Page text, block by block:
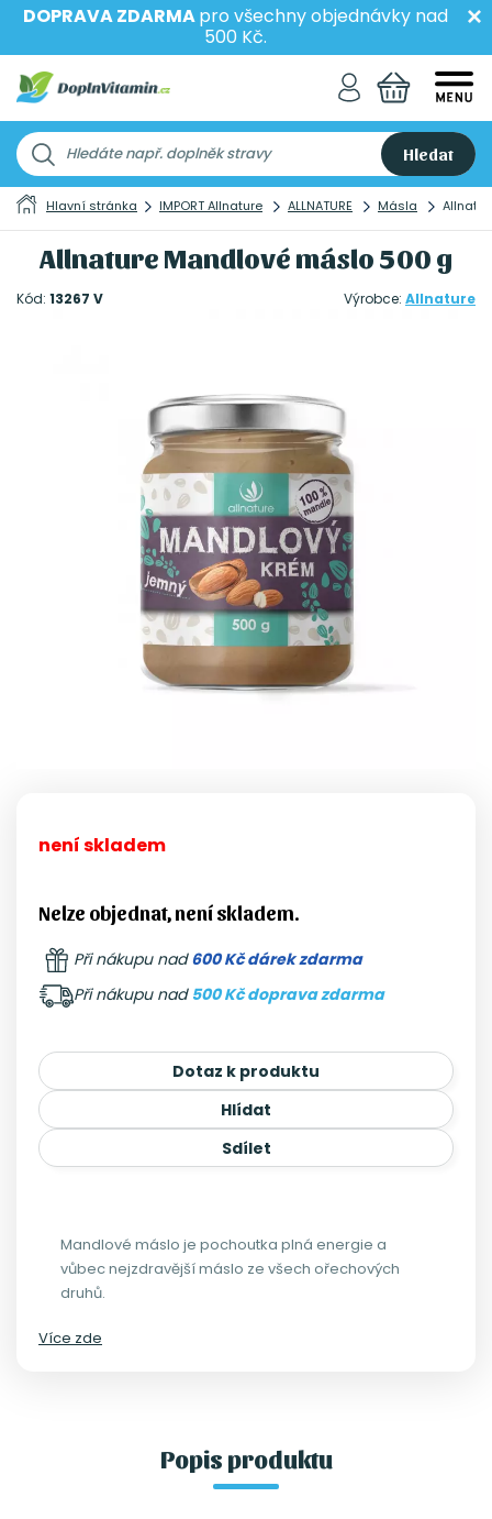
DOPRAVA ZDARMApro všechny objednávky nad
500 Kč.
Hledat
Hlavní stránka IMPORT Allnature ALLNATURE Másla
Allnature Mandlové máslo 500 g
Kód: 13267 V Výrobce: Allnature
není skladem
Nelze objednat, není skladem.
Při nákupu nad600 Kč dárek zdarma
Při nákupu nad 500 Kč doprava zdarma
Dotaz k produktu
Hlídat
Sdílet
Mandlové máslo je pochoutka plná energie a
vůbec nejzdravější máslo ze všech ořechových
druhů.
Více zde
Popis produktu